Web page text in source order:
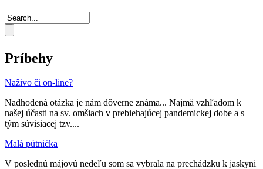
Príbehy
Naživo či on-line?
Nadhodená otázka je nám dôverne známa... Najmä vzhľadom k
našej účasti na sv. omšiach v prebiehajúcej pandemickej dobe a s
tým súvisiacej tzv....
Malá pútnička
V poslednú májovú nedeľu som sa vybrala na prechádzku k jaskyni